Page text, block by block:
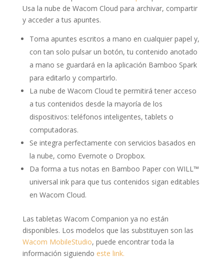
Usa la nube de Wacom Cloud para archivar, compartir
y acceder a tus apuntes.
Toma apuntes escritos a mano en cualquier papel y,
con tan solo pulsar un botón, tu contenido anotado
a mano se guardará en la aplicación Bamboo Spark
para editarlo y compartirlo.
La nube de Wacom Cloud te permitirá tener acceso
a tus contenidos desde la mayoría de los
dispositivos: teléfonos inteligentes, tablets o
computadoras.
Se integra perfectamente con servicios basados en
la nube, como Evernote o Dropbox.
Da forma a tus notas en Bamboo Paper con WILL™
universal ink para que tus contenidos sigan editables
en Wacom Cloud.
Las tabletas Wacom Companion ya no están
disponibles. Los modelos que las substituyen son las
Wacom MobileStudio, puede encontrar toda la
información siguiendo este link.